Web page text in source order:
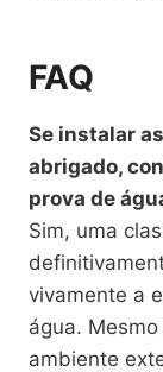
FAQ
Se instalar
abrigado,
prova de
Sim, uma
vivamente a
água.
ambiente